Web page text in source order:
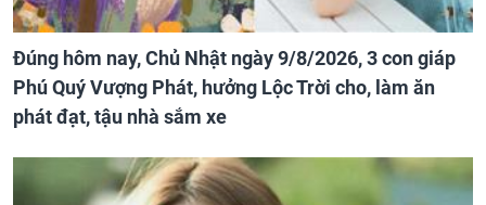
Đúng hôm nay, Chủ Nhật ngày 9/8/2026, 3 con giáp
Phú Quý Vượng Phát, hưởng Lộc Trời cho, làm ăn
phát đạt, tậu nhà sắm xe